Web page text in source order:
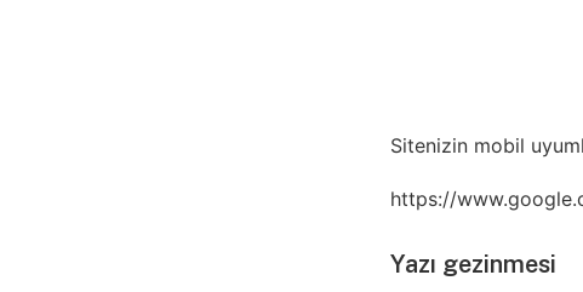
Sitenizin mobil
https://
Yazı gezinmesi